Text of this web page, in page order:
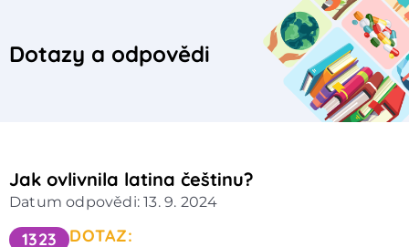
Dotazy a odpovědi
Jak ovlivnila latina češtinu?
Datum odpovědi: 13. 9. 2024
1323 DOTAZ: